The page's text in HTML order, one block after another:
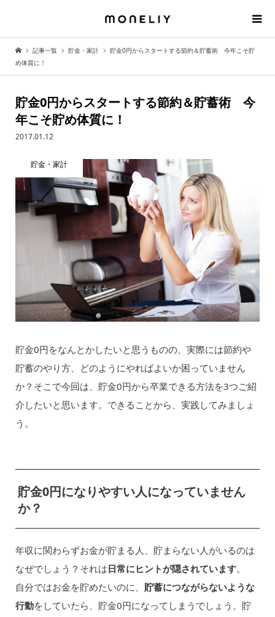
記事一覧 貯金・家計
貯金0円からスタートする節約＆貯蓄術 今年こそ貯
め体質に！
貯金0円からスタートする節約＆貯蓄術 今
年こそ貯め体質に！
2017.01.12
貯金・家計
貯金0円をなんとかしたいと思うものの、実際には節約や
貯蓄のやり方、どのようにやればよいか困っていません
か？そこで今回は、貯金0円から卒業できる方法を3つご紹
介したいと思います。できることから、実践してみましょ
う。
貯金0円になりやすい人になっていません
か？
年収に関わらずお金が貯まる人、貯まらない人がいるのは
なぜでしょう？それは日常にヒントが隠されています。
自分ではお金を貯めたいのに、 貯蓄につながらないような
行動をしていたら、貯金0円になってしまうでしょう。貯